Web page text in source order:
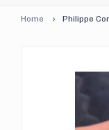
Home Philippe